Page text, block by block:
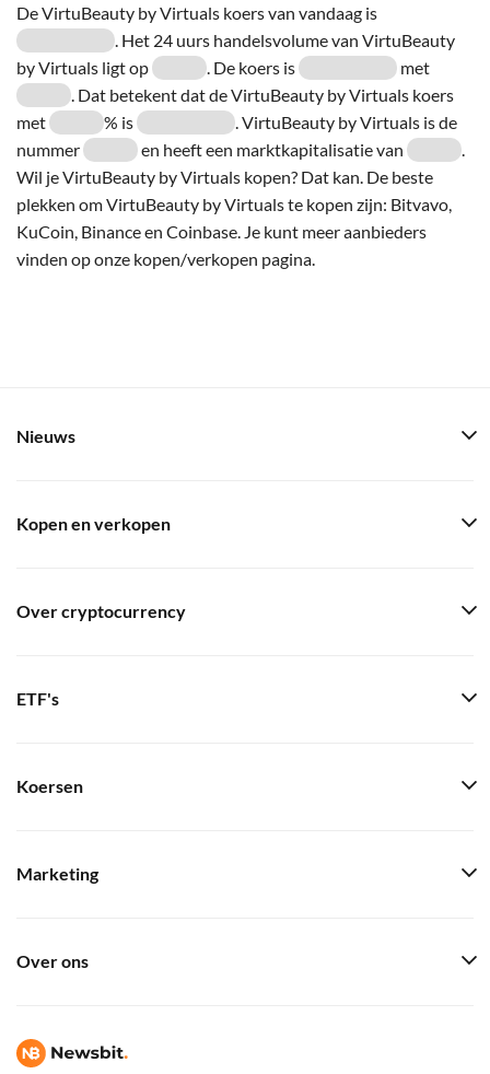
De VirtuBeauty by Virtuals koers van vandaag is
. Het 24 uurs handelsvolume van VirtuBeauty
by Virtuals ligt op
. De koers is
met
. Dat betekent dat de VirtuBeauty by Virtuals koers
met
% is
. VirtuBeauty by Virtuals is de
nummer
en heeft een marktkapitalisatie van
.
Wil je VirtuBeauty by Virtuals kopen? Dat kan. De beste
plekken om VirtuBeauty by Virtuals te kopen zijn: Bitvavo,
KuCoin, Binance en Coinbase. Je kunt meer aanbieders
vinden op onze kopen/verkopen pagina.
Nieuws
Kopen en verkopen
Over cryptocurrency
ETF's
Koersen
Marketing
Over ons